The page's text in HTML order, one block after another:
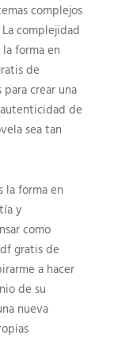
complejos
complejidad
forma en
de
crear una
de
sea tan
la forma en
y
como
gratis de
a hacer
de su
nueva